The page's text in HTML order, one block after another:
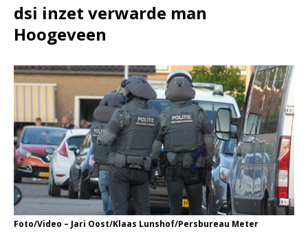
dsi inzet verwarde man
Hoogeveen
Foto/Video – Jari Oost/Klaas Lunshof/Persbureau Meter